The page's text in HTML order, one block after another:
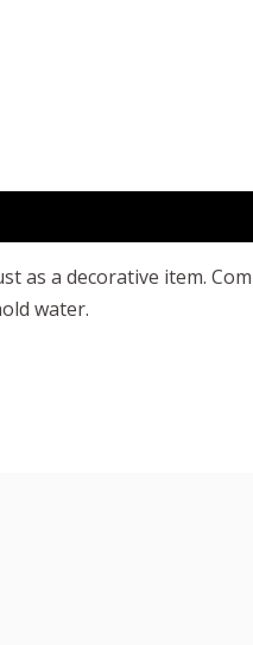
as a decorative item.
water.